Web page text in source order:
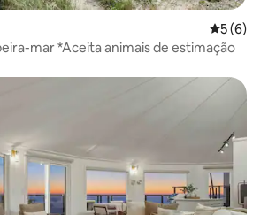
5 de
5 (6)
mar *Aceita animais de estimação